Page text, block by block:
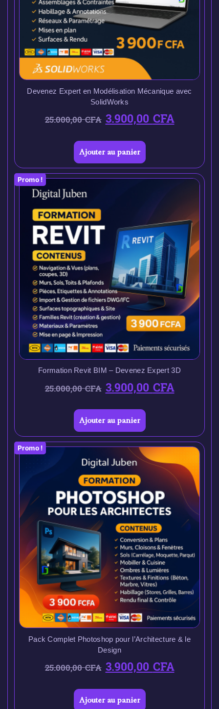
Devenez Expert en Modélisation Mécanique avec
SolidWorks
25.000,00CFA 3.900,00CFA
Ajouter au panier
Promo !
Formation Revit BIM – Devenez Expert 3D
25.000,00CFA 3.900,00CFA
Ajouter au panier
Promo !
Pack Complet Photoshop pour l’Architecture & le
Design
25.000,00CFA 3.900,00CFA
Ajouter au panier